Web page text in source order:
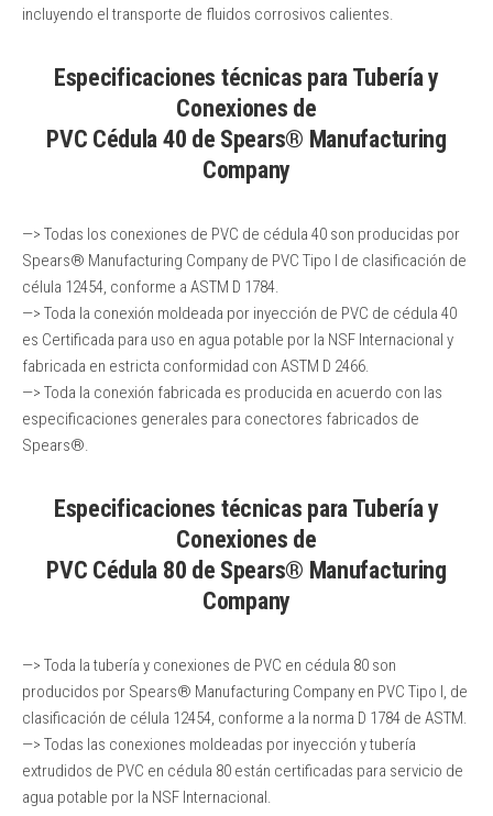
incluyendo el transporte de fluidos corrosivos calientes.
Especificaciones técnicas para Tubería y
Conexiones de
PVC Cédula 40 de Spears® Manufacturing
Company
—> Todas los conexiones de PVC de cédula 40 son producidas por
Spears® Manufacturing Company de PVC Tipo I de clasificación de
célula 12454, conforme a ASTM D 1784.
—> Toda la conexión moldeada por inyección de PVC de cédula 40
es Certificada para uso en agua potable por la NSF Internacional y
fabricada en estricta conformidad con ASTM D 2466.
—> Toda la conexión fabricada es producida en acuerdo con las
especificaciones generales para conectores fabricados de
Spears®.
Especificaciones técnicas para Tubería y
Conexiones de
PVC Cédula 80 de Spears® Manufacturing
Company
—> Toda la tubería y conexiones de PVC en cédula 80 son
producidos por Spears® Manufacturing Company en PVC Tipo I, de
clasificación de célula 12454, conforme a la norma D 1784 de ASTM.
—> Todas las conexiones moldeadas por inyección y tubería
extrudidos de PVC en cédula 80 están certificadas para servicio de
agua potable por la NSF Internacional.